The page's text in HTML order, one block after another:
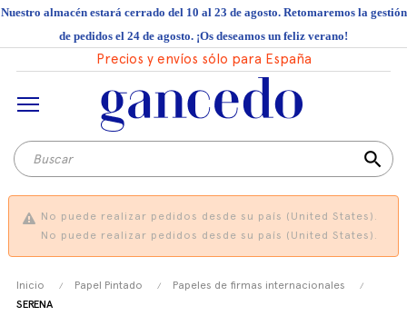
Nuestro almacén estará cerrado del 10 al 23 de agosto. Retomaremos la gestión
de pedidos el 24 de agosto. ¡Os deseamos un feliz verano!
Precios y envíos sólo para España
search
No puede realizar pedidos desde su país (United States).
No puede realizar pedidos desde su país (United States).
Inicio Papel Pintado
Papeles de firmas internacionales
SERENA